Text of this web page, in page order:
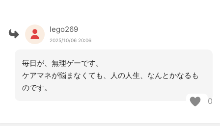
lego269
2025/10/06 20:06
毎日が、無理ゲーです。
ケアマネが悩まなくても、人の人生、なんとかなるも
のです。
0